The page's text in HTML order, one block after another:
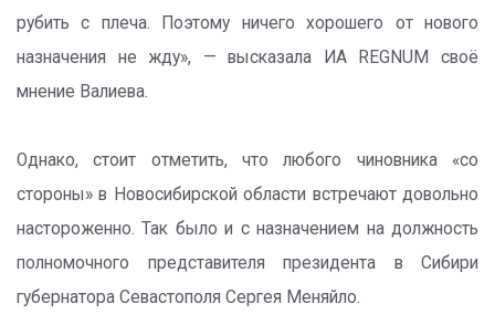
рубить с плеча. Поэтому ничего хорошего от нового
назначения не жду», — высказала ИА REGNUM своё
мнение Валиева.
Однако, стоит отметить, что любого чиновника «со
стороны» в Новосибирской области встречают довольно
настороженно. Так было и с назначением на должность
полномочного представителя президента в Сибири
губернатора Севастополя Сергея Меняйло.